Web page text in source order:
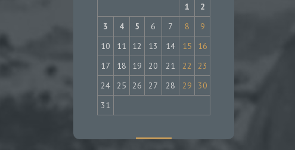
1
2
3
4 5 6 7 8
9
10
11 12 13 14 15
16
17
18 19 20 21 22
23
24
25 26 27 28 29
30
31